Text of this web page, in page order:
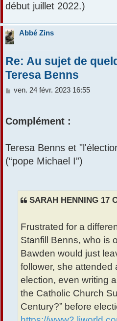
début juillet 2022.)
Abbé Zins
Re: Au sujet de
Teresa Benns
M
a
e
ven. 24 févr. 2023 16:55
Complément :
Teresa Benns et
(“pope Michael I”)
SARAH HENNING 17
Frustrated for a
Stanfill Benns, who is
Bawden would just
follower, she attended
election, even writing
the Catholic Church
Century?” before